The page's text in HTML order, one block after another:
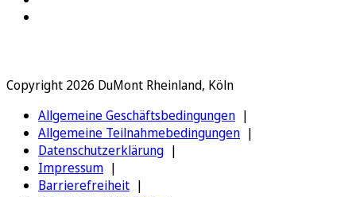
Copyright 2026 DuMont Rheinland, Köln
Allgemeine Geschäftsbedingungen
Allgemeine Teilnahmebedingungen
Datenschutzerklärung
Impressum
Barrierefreiheit